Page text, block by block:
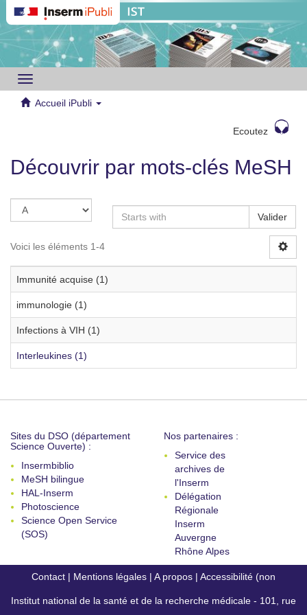
Toggle
navigation
Accueil iPubli
Ecoutez
Découvrir par mots-clés MeSH
Valider
Voici les éléments 1-4
Immunité acquise (1)
immunologie (1)
Infections à VIH (1)
Interleukines (1)
Sites du DSO (département
Science Ouverte) :
Insermbiblio
MeSH bilingue
HAL-Inserm
Photoscience
Science Open Service
(SOS)
Nos partenaires :
Service des
archives de
l'Inserm
Délégation
Régionale
Inserm
Auvergne
Rhône Alpes
Contact | Mentions légales | A propos | Accessibilité (non
conforme)
Institut national de la santé et de la recherche médicale - 101, rue